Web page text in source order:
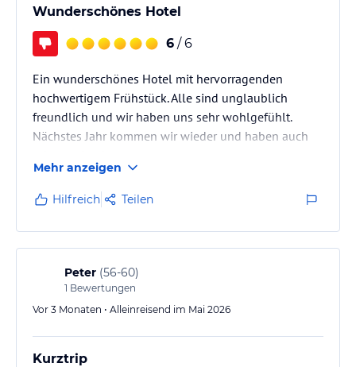
Wunderschönes Hotel
6 / 6
Ein wunderschönes Hotel mit hervorragenden
hochwertigem Frühstück. Alle sind unglaublich
freundlich und wir haben uns sehr wohlgefühlt.
Nächstes Jahr kommen wir wieder und haben auch
Mehr anzeigen
Hilfreich Teilen
Peter (56-60)
1 Bewertungen
Vor 3 Monaten • Alleinreisend im Mai 2026
Kurztrip